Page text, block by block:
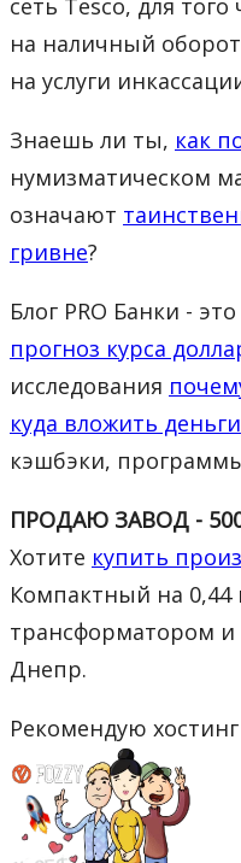
сеть Tesco, для
на наличный
на услуги
Знаешь ли ты, как
нумизматическом
означают
гривне?
Блог PRO Банки -
прогноз курса
исследования
куда вложить деньги
кэшбэки,
ПРОДАЮ ЗАВОД -
Хотите купить
Компактный на 0,44
трансформатором и
Днепр.
Рекомендую хостинг